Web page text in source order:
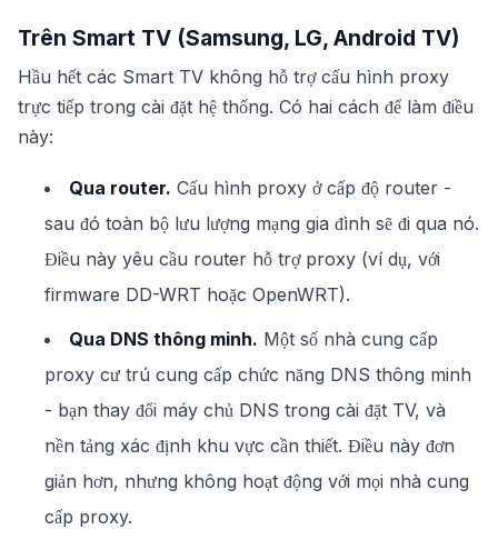
Trên Smart TV (Samsung, LG, Android TV)
Hầu hết các Smart TV không hỗ trợ cấu hình proxy
trực tiếp trong cài đặt hệ thống. Có hai cách để làm điều
này:
Qua router. Cấu hình proxy ở cấp độ router -
sau đó toàn bộ lưu lượng mạng gia đình sẽ đi qua nó.
Điều này yêu cầu router hỗ trợ proxy (ví dụ, với
firmware DD-WRT hoặc OpenWRT).
Qua DNS thông minh. Một số nhà cung cấp
proxy cư trú cung cấp chức năng DNS thông minh
- bạn thay đổi máy chủ DNS trong cài đặt TV, và
nền tảng xác định khu vực cần thiết. Điều này đơn
giản hơn, nhưng không hoạt động với mọi nhà cung
cấp proxy.